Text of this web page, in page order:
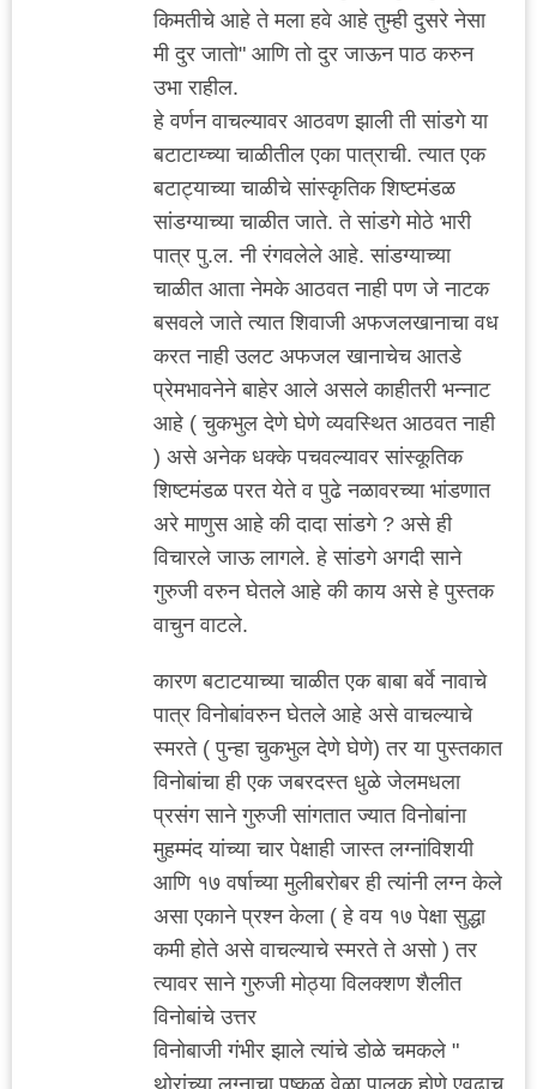
किमतीचे आहे ते मला हवे आहे तुम्ही दुसरे नेसा
मी दुर जातो" आणि तो दुर जाऊन पाठ करुन
उभा राहील.
हे वर्णन वाचल्यावर आठवण झाली ती सांडगे या
बटाटाय्च्या चाळीतील एका पात्राची. त्यात एक
बटाट्याच्या चाळीचे सांस्कृतिक शिष्टमंडळ
सांडग्याच्या चाळीत जाते. ते सांडगे मोठे भारी
पात्र पु.ल. नी रंगवलेले आहे. सांडग्याच्या
चाळीत आता नेमके आठवत नाही पण जे नाटक
बसवले जाते त्यात शिवाजी अफजलखानाचा वध
करत नाही उलट अफजल खानाचेच आतडे
प्रेमभावनेने बाहेर आले असले काहीतरी भन्नाट
आहे ( चुकभुल देणे घेणे व्यवस्थित आठवत नाही
) असे अनेक धक्के पचवल्यावर सांस्कूतिक
शिष्टमंडळ परत येते व पुढे नळावरच्या भांडणात
अरे माणुस आहे की दादा सांडगे ? असे ही
विचारले जाऊ लागले. हे सांडगे अगदी साने
गुरुजी वरुन घेतले आहे की काय असे हे पुस्तक
वाचुन वाटले.
कारण बटाटयाच्या चाळीत एक बाबा बर्वे नावाचे
पात्र विनोबांवरुन घेतले आहे असे वाचल्याचे
स्मरते ( पुन्हा चुकभुल देणे घेणे) तर या पुस्तकात
विनोबांचा ही एक जबरदस्त धुळे जेलमधला
प्रसंग साने गुरुजी सांगतात ज्यात विनोबांना
मुहम्मंद यांच्या चार पेक्षाही जास्त लग्नांविशयी
आणि १७ वर्षाच्या मुलीबरोबर ही त्यांनी लग्न केले
असा एकाने प्रश्न केला ( हे वय १७ पेक्षा सुद्धा
कमी होते असे वाचल्याचे स्मरते ते असो ) तर
त्यावर साने गुरुजी मोठ्या विलक्शण शैलीत
विनोबांचे उत्तर
विनोबाजी गंभीर झाले त्यांचे डोळे चमकले "